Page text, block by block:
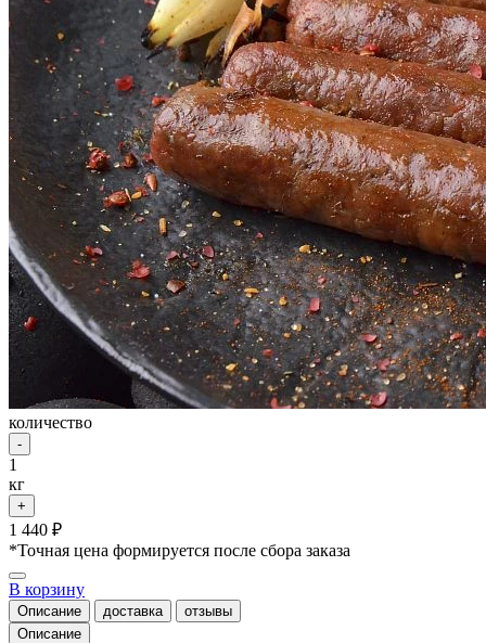
количество
-
1
кг
+
1 440 ₽
*Точная цена формируется после сбора заказа
В корзину
Описание доставка
отзывы
Описание